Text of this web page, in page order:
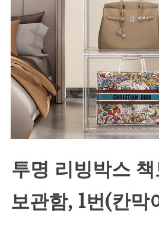
투명 리빙박스
보관함, 1번(칸막